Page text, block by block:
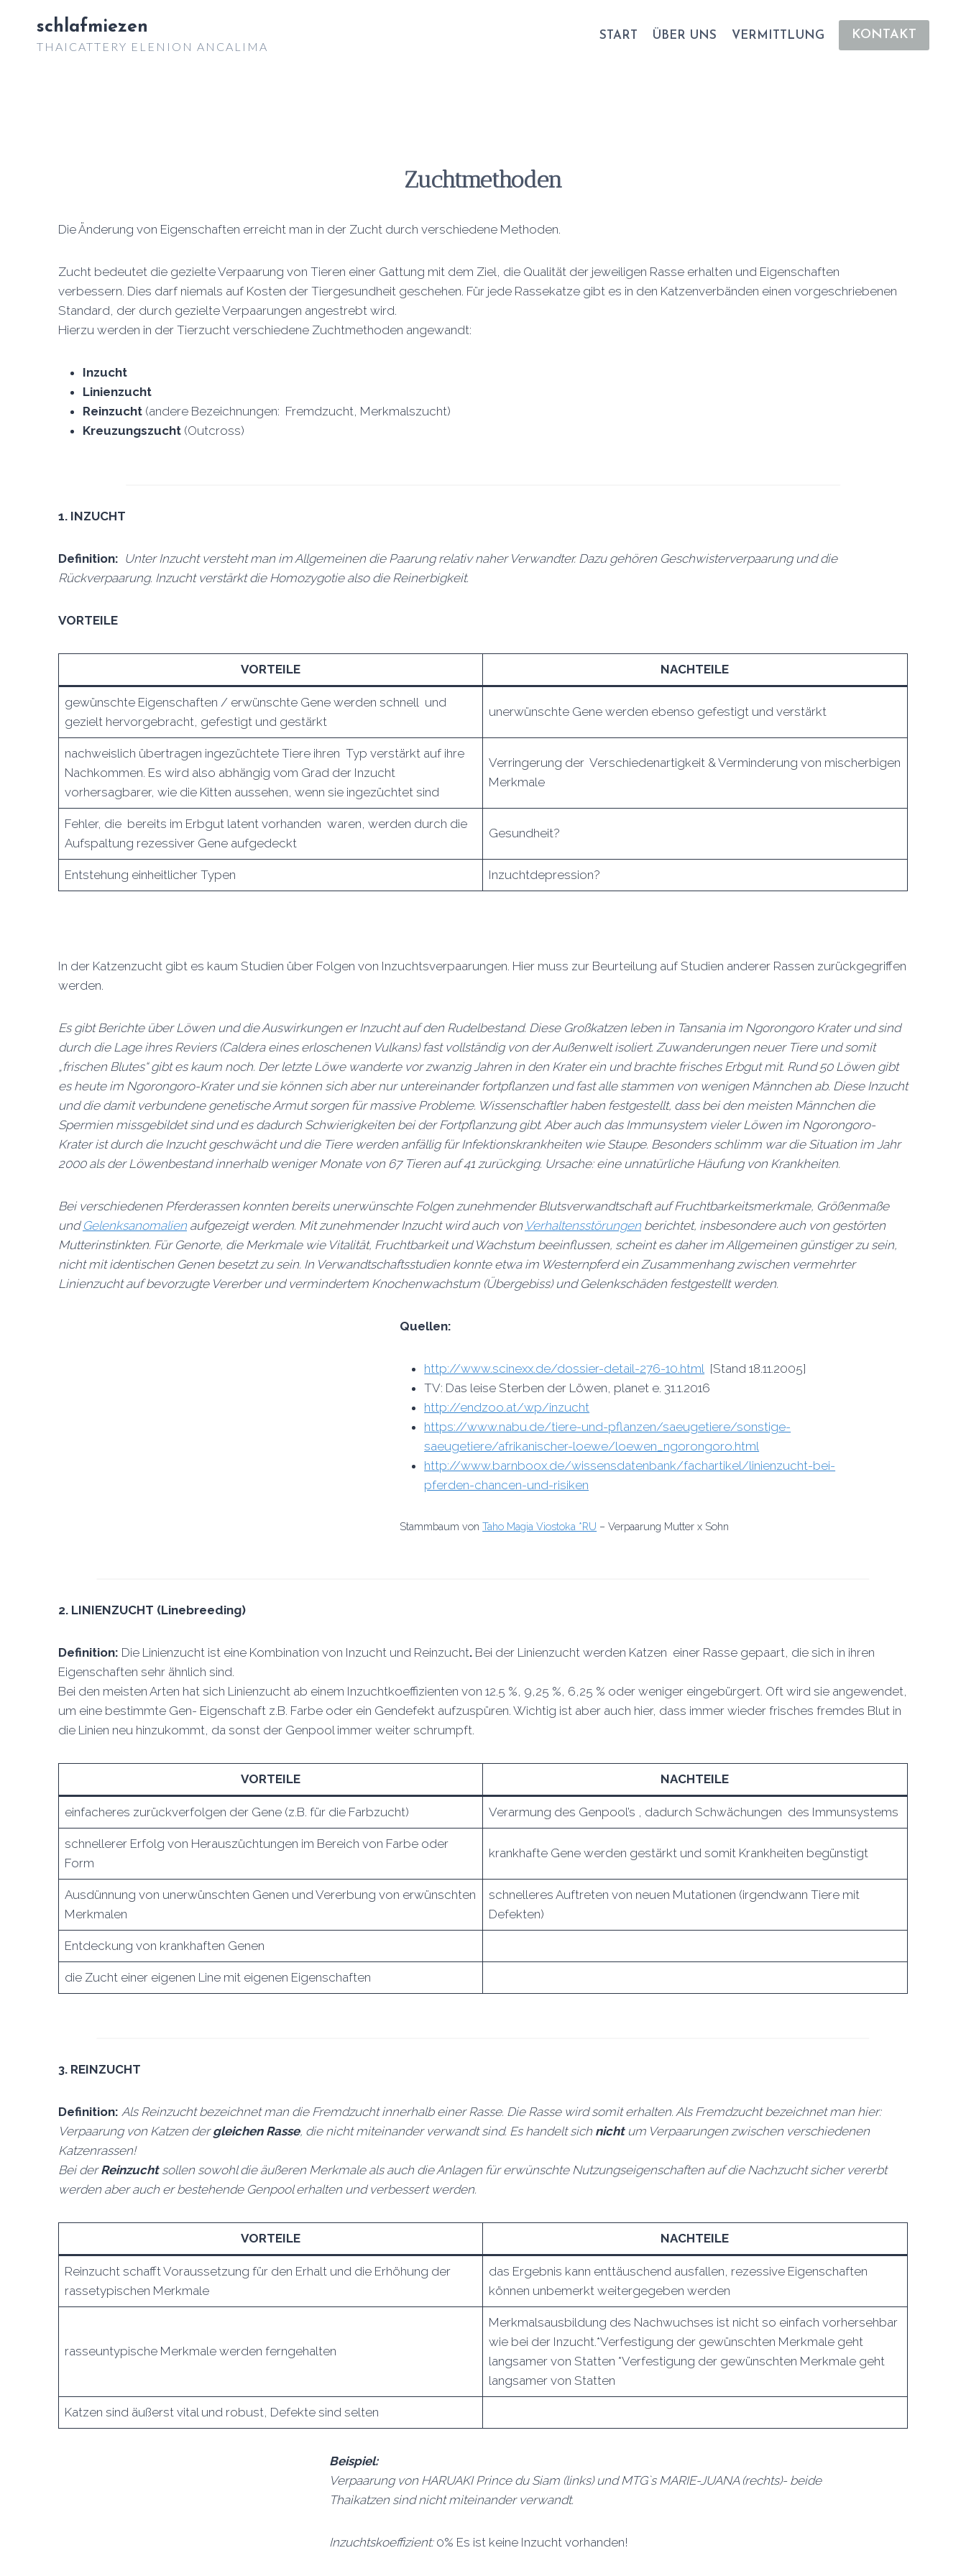
springen
schlafmiezen
THAICATTERY ELENION ANCALIMA
START ÜBER UNS VERMITTLUNG KONTAKT
Zuchtmethoden
Die Änderung von Eigenschaften erreicht man in der Zucht durch verschiedene Methoden.
Zucht bedeutet die gezielte Verpaarung von Tieren einer Gattung mit dem Ziel, die Qualität der jeweiligen Rasse erhalten und Eigenschaften
verbessern. Dies darf niemals auf Kosten der Tiergesundheit geschehen. Für jede Rassekatze gibt es in den Katzenverbänden einen vorgeschriebenen
Standard, der durch gezielte Verpaarungen angestrebt wird.
Hierzu werden in der Tierzucht verschiedene Zuchtmethoden angewandt:
Inzucht
Linienzucht
Reinzucht(andere Bezeichnungen: Fremdzucht, Merkmalszucht)
Kreuzungszucht(Outcross)
1. INZUCHT
Definition: Unter Inzucht versteht man im Allgemeinen die Paarung relativ naher Verwandter. Dazu gehören Geschwisterverpaarung und die
Rückverpaarung. Inzucht verstärkt die Homozygotie also die Reinerbigkeit.
VORTEILE
VORTEILE NACHTEILE
gewünschte Eigenschaften / erwünschte Gene werden schnell und
gezielt hervorgebracht, gefestigt und gestärkt
unerwünschte Gene werden ebenso gefestigt und verstärkt
nachweislich übertragen ingezüchtete Tiere ihren Typ verstärkt auf ihre
Nachkommen. Es wird also abhängig vom Grad der Inzucht
vorhersagbarer, wie die Kitten aussehen, wenn sie ingezüchtet sind
Verringerung der Verschiedenartigkeit & Verminderung von mischerbigen
Merkmale
Fehler, die bereits im Erbgut latent vorhanden waren, werden durch die
Aufspaltung rezessiver Gene aufgedeckt
Gesundheit?
Entstehung einheitlicher Typen Inzuchtdepression?
In der Katzenzucht gibt es kaum Studien über Folgen von Inzuchtsverpaarungen. Hier muss zur Beurteilung auf Studien anderer Rassen zurückgegriffen
werden.
Es gibt Berichte über Löwen und die Auswirkungen er Inzucht auf den Rudelbestand. Diese Großkatzen leben in Tansania im Ngorongoro Krater und sind
durch die Lage ihres Reviers (Caldera eines erloschenen Vulkans) fast vollständig von der Außenwelt isoliert. Zuwanderungen neuer Tiere und somit
„frischen Blutes“ gibt es kaum noch. Der letzte Löwe wanderte vor zwanzig Jahren in den Krater ein und brachte frisches Erbgut mit. Rund 50 Löwen gibt
es heute im Ngorongoro-Krater und sie können sich aber nur untereinander fortpflanzen und fast alle stammen von wenigen Männchen ab. Diese Inzucht
und die damit verbundene genetische Armut sorgen für massive Probleme. Wissenschaftler haben festgestellt, dass bei den meisten Männchen die
Spermien missgebildet sind und es dadurch Schwierigkeiten bei der Fortpflanzung gibt. Aber auch das Immunsystem vieler Löwen im Ngorongoro-
Krater ist durch die Inzucht geschwächt und die Tiere werden anfällig für Infektionskrankheiten wie Staupe. Besonders schlimm war die Situation im Jahr
2000 als der Löwenbestand innerhalb weniger Monate von 67 Tieren auf 41 zurückging. Ursache: eine unnatürliche Häufung von Krankheiten.
Bei verschiedenen Pferderassen konnten bereits unerwünschte Folgen zunehmender Blutsverwandtschaft auf Fruchtbarkeitsmerkmale, Größenmaße
und Gelenksanomalienaufgezeigt werden. Mit zunehmender Inzucht wird auch von Verhaltensstörungenberichtet, insbesondere auch von gestörten
Mutterinstinkten. Für Genorte, die Merkmale wie Vitalität, Fruchtbarkeit und Wachstum beeinflussen, scheint es daher im Allgemeinen günstiger zu sein,
nicht mit identischen Genen besetzt zu sein. In Verwandtschaftsstudien konnte etwa im Westernpferd ein Zusammenhang zwischen vermehrter
Linienzucht auf bevorzugte Vererber und vermindertem Knochenwachstum (Übergebiss) und Gelenkschäden festgestellt werden.
Quellen:
http://www.scinexx.de/dossier-detail-276-10.html [Stand 18.11.2005]
TV: Das leise Sterben der Löwen, planet e. 31.1.2016
http://endzoo.at/wp/inzucht
https://www.nabu.de/tiere-und-pflanzen/saeugetiere/sonstige-
saeugetiere/afrikanischer-loewe/loewen_ngorongoro.html
http://www.barnboox.de/wissensdatenbank/fachartikel/linienzucht-bei-
pferden-chancen-und-risiken
Stammbaum vonTaho Magia Viostoka *RU – Verpaarung Mutter x Sohn
2. LINIENZUCHT (Linebreeding)
Definition: Die Linienzucht ist eine Kombination von Inzucht und Reinzucht. Bei der Linienzucht werden Katzen einer Rasse gepaart, die sich in ihren
Eigenschaften sehr ähnlich sind.
Bei den meisten Arten hat sich Linienzucht ab einem Inzuchtkoeffizienten von 12.5 %, 9,25 %, 6,25 % oder weniger eingebürgert. Oft wird sie angewendet,
um eine bestimmte Gen- Eigenschaft z.B. Farbe oder ein Gendefekt aufzuspüren. Wichtig ist aber auch hier, dass immer wieder frisches fremdes Blut in
die Linien neu hinzukommt, da sonst der Genpool immer weiter schrumpft.
VORTEILE NACHTEILE
einfacheres zurückverfolgen der Gene (z.B. für die Farbzucht) Verarmung des Genpool’s , dadurch Schwächungen des Immunsystems
schnellerer Erfolg von Herauszüchtungen im Bereich von Farbe oder
Form
krankhafte Gene werden gestärkt und somit Krankheiten begünstigt
Ausdünnung von unerwünschten Genen und Vererbung von erwünschten
Merkmalen
schnelleres Auftreten von neuen Mutationen (irgendwann Tiere mit
Defekten)
Entdeckung von krankhaften Genen
die Zucht einer eigenen Line mit eigenen Eigenschaften
3. REINZUCHT
Definition: Als Reinzucht bezeichnet man die Fremdzucht innerhalb einer Rasse. Die Rasse wird somit erhalten. Als Fremdzucht bezeichnet man hier:
Verpaarung von Katzen dergleichen Rasse, die nicht miteinander verwandt sind. Es handelt sich nichtum Verpaarungen zwischen verschiedenen
Katzenrassen!
Bei derReinzucht sollen sowohl die äußeren Merkmale als auch die Anlagen für erwünschte Nutzungseigenschaften auf die Nachzucht sicher vererbt
werden aber auch er bestehende Genpool erhalten und verbessert werden.
VORTEILE NACHTEILE
Reinzucht schafft Voraussetzung für den Erhalt und die Erhöhung der
rassetypischen Merkmale
das Ergebnis kann enttäuschend ausfallen, rezessive Eigenschaften
können unbemerkt weitergegeben werden
rasseuntypische Merkmale werden ferngehalten
Merkmalsausbildung des Nachwuchses ist nicht so einfach vorhersehbar
wie bei der Inzucht.*Verfestigung der gewünschten Merkmale geht
langsamer von Statten *Verfestigung der gewünschten Merkmale geht
langsamer von Statten
Katzen sind äußerst vital und robust, Defekte sind selten
Beispiel:
Verpaarung von HARUAKI Prince du Siam (links) und MTG`s MARIE-JUANA (rechts)- beide
Thaikatzen sind nicht miteinander verwandt.
Inzuchtskoeffizient:0% Es ist keine Inzucht vorhanden!